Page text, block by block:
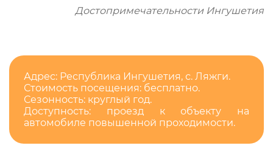
Достопримечательности Ингушетия
Адрес: Республика Ингушетия, с. Ляжги.
Стоимость посещения: бесплатно.
Сезонность: круглый год.
Доступность: проезд к объекту на
автомобиле повышенной проходимости.